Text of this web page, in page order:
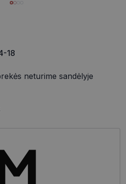
18
neturime sandėlyje